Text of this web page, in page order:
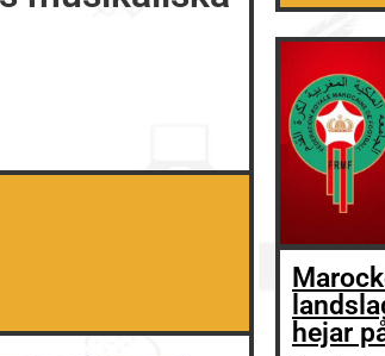
hejar